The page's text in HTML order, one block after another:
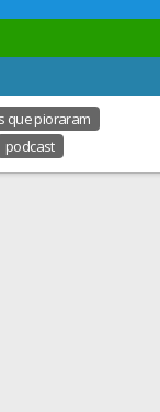
que pioraram
podcast